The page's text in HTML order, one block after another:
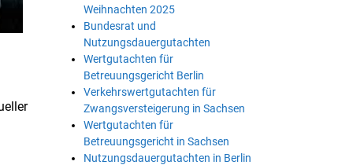
Weihnachten 2025
Bundesrat und
Nutzungsdauergutachten
Wertgutachten für
Betreuungsgericht Berlin
Verkehrswertgutachten für
Zwangsversteigerung in Sachsen
Wertgutachten für
Betreuungsgericht in Sachsen
Nutzungsdauergutachten in Berlin